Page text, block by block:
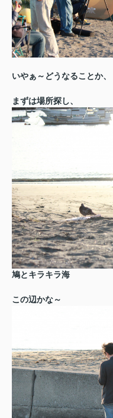
いやぁ～どうなることか、
まずは場所探し、
鳩とキラキラ海
この辺かな～